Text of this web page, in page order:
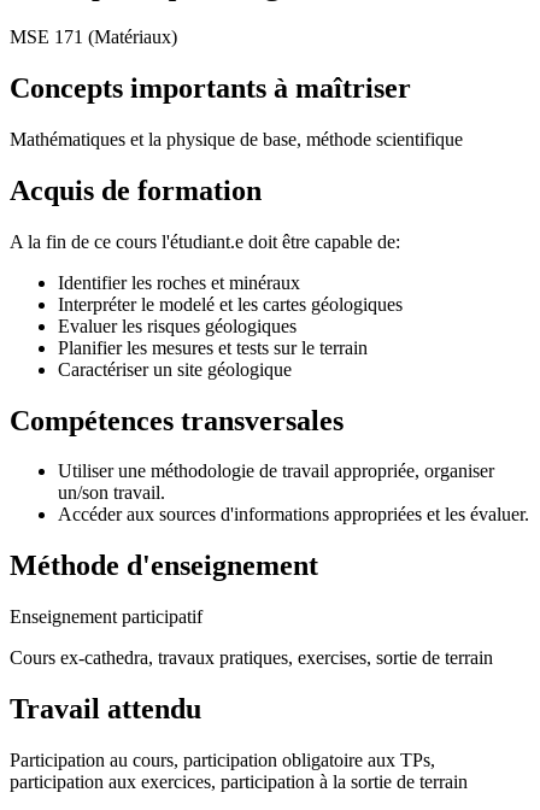
MSE 171 (Matériaux)
Concepts importants à maîtriser
Mathématiques et la physique de base, méthode scientifique
Acquis de formation
A la fin de ce cours l'étudiant.e doit être capable de:
Identifier les roches et minéraux
Interpréter le modelé et les cartes géologiques
Evaluer les risques géologiques
Planifier les mesures et tests sur le terrain
Caractériser un site géologique
Compétences transversales
Utiliser une méthodologie de travail appropriée, organiser
un/son travail.
Accéder aux sources d'informations appropriées et les évaluer.
Méthode d'enseignement
Enseignement participatif
Cours ex-cathedra, travaux pratiques, exercises, sortie de terrain
Travail attendu
Participation au cours, participation obligatoire aux TPs,
participation aux exercices, participation à la sortie de terrain